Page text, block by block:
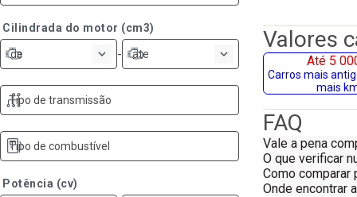
Cilindrada do motor (cm3)
de - ate
Tipo de transmissão
Tipo de combustível
Potência (cv)
Valores
Até 5
Carros mais
mais
FAQ
Vale a pena
O que verificar
Como comparar
Onde encontrar